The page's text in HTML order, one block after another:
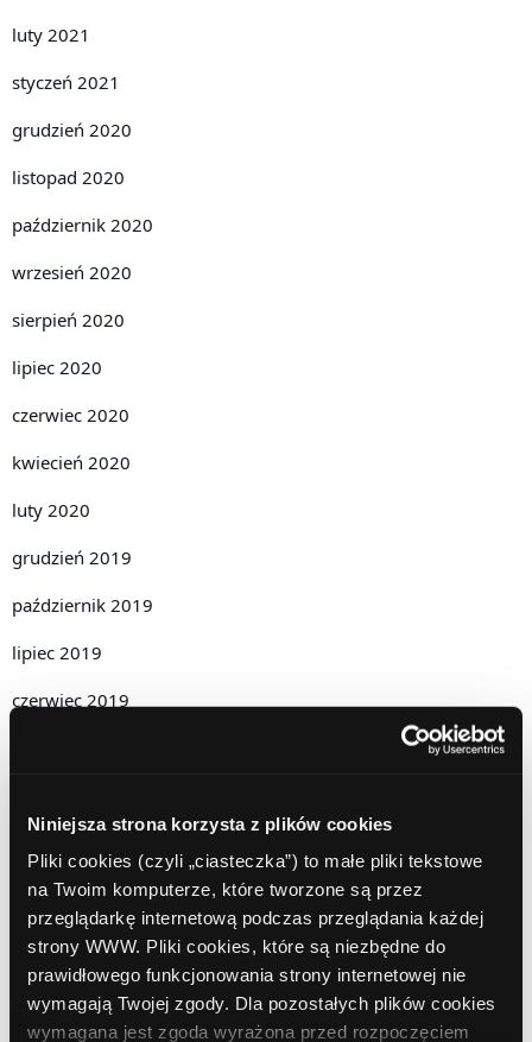
Niniejsza strona korzysta z plików cookies
Pliki cookies (czyli „ciasteczka”) to małe pliki tekstowe
na Twoim komputerze, które tworzone są przez
przeglądarkę internetową podczas przeglądania każdej
strony WWW. Pliki cookies, które są niezbędne do
prawidłowego funkcjonowania strony internetowej nie
wymagają Twojej zgody. Dla pozostałych plików cookies
wymagana jest zgoda wyrażona przed rozpoczęciem
luty 2021
styczeń 2021
grudzień 2020
listopad 2020
październik 2020
wrzesień 2020
sierpień 2020
lipiec 2020
czerwiec 2020
kwiecień 2020
luty 2020
grudzień 2019
październik 2019
lipiec 2019
czerwiec 2019
grudzień 2018
listopad 2018
październik 2018
wrzesień 2018
sierpień 2018